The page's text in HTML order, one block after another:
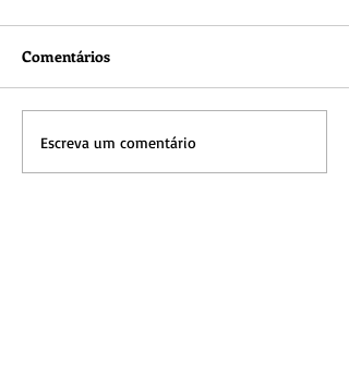
Comentários
Escreva um comentário